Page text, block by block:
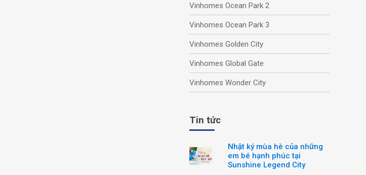
Vinhomes Ocean Park 2
Vinhomes Ocean Park 3
Vinhomes Golden City
Vinhomes Global Gate
Vinhomes Wonder City
Tin tức
Nhật ký mùa hè của những
em bé hạnh phúc tại
Sunshine Legend City